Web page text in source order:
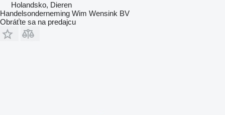
Holandsko, Dieren
Handelsonderneming Wim Wensink BV
Obráťte sa na predajcu